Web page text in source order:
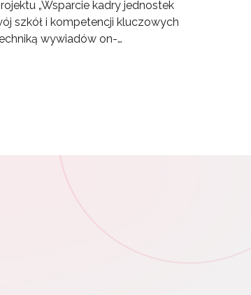
„Wsparcie kadry jednostek
szkół i kompetencji kluczowych
wywiadów on-…